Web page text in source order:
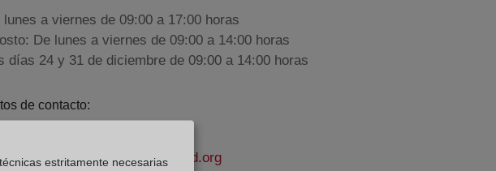
lunes a viernes de 09:00 a 17:00 horas
De lunes a viernes de 09:00 a 14:00 horas
días 24 y 31 de diciembre de 09:00 a 14:00 horas
de contacto:
orcera@registrodelapropiedad.org
estritamente necesarias